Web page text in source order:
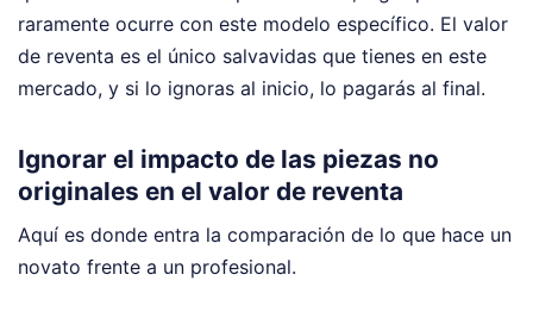
raramente ocurre con este modelo específico. El valor
de reventa es el único salvavidas que tienes en este
mercado, y si lo ignoras al inicio, lo pagarás al final.
Ignorar el impacto de las piezas no
originales en el valor de reventa
Aquí es donde entra la comparación de lo que hace un
novato frente a un profesional.